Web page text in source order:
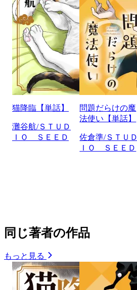
猫降臨【単話】
灘谷航/ＳＴＵＤ
ＩＯ ＳＥＥＤ
問題だらけの魔
法使い【単話】
佐倉準/ＳＴＵＤ
ＩＯ ＳＥＥＤ
同じ著者の作品
もっと見る